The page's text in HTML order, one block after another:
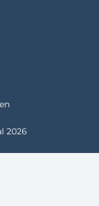
2026